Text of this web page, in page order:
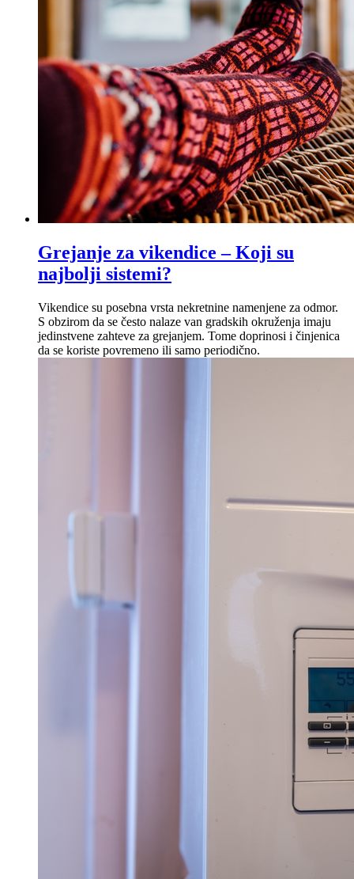
Grejanje za vikendice – Koji su
najbolji sistemi?
Vikendice su posebna vrsta nekretnine namenjene za odmor.
S obzirom da se često nalaze van gradskih okruženja imaju
jedinstvene zahteve za grejanjem. Tome doprinosi i činjenica
da se koriste povremeno ili samo periodično.